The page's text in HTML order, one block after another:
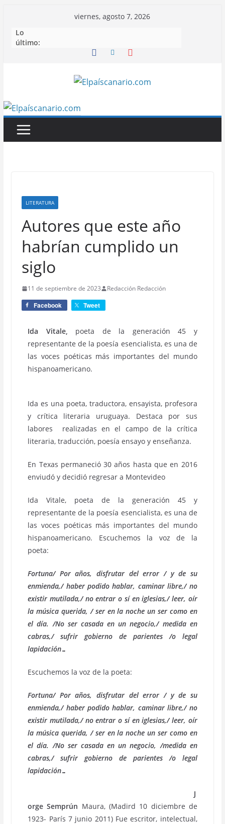
contenido
viernes, agosto 7, 2026
Lo
último:
LITERATURA
Autores que este año
habrían cumplido un
siglo
11 de septiembre de 2023 Redacción Redacción
Facebook Tweet
Ida Vitale, poeta de la generación 45 y
representante de la poesía esencialista, es una de
las voces poéticas más importantes del mundo
hispanoamericano.
Ida es una poeta, traductora, ensayista, profesora
y crítica literaria uruguaya. Destaca por sus
labores realizadas en el campo de la crítica
literaria, traducción, poesía ensayo y enseñanza.
En Texas permaneció 30 años hasta que en 2016
enviudó y decidió regresar a Montevideo
Ida Vitale, poeta de la generación 45 y
representante de la poesía esencialista, es una de
las voces poéticas más importantes del mundo
hispanoamericano. Escuchemos la voz de la
poeta:
Fortuna/ Por años, disfrutar del error / y de su
enmienda,/ haber podido hablar, caminar libre,/ no
existir mutilada,/no entrar o sí en iglesias,/ leer, oír
la música querida, / ser en la noche un ser como en
el día. /No ser casada en un negocio,/ medida en
cabras,/ sufrir gobierno de parientes /o legal
lapidación…
Escuchemos la voz de la poeta:
Fortuna/ Por años, disfrutar del error / y de su
enmienda,/ haber podido hablar, caminar libre,/ no
existir mutilada,/ no entrar o sí en iglesias,/ leer, oír
la música querida, / ser en la noche un ser como en
el día. /No ser casada en un negocio, /medida en
cabras,/ sufrir gobierno de parientes /o legal
lapidación…
J
orge Semprún Maura, (Madird 10 diciembre de
1923- París 7 junio 2011) Fue escritor, intelectual,